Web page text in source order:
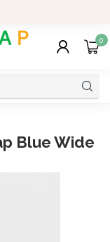
0
Blue Wide